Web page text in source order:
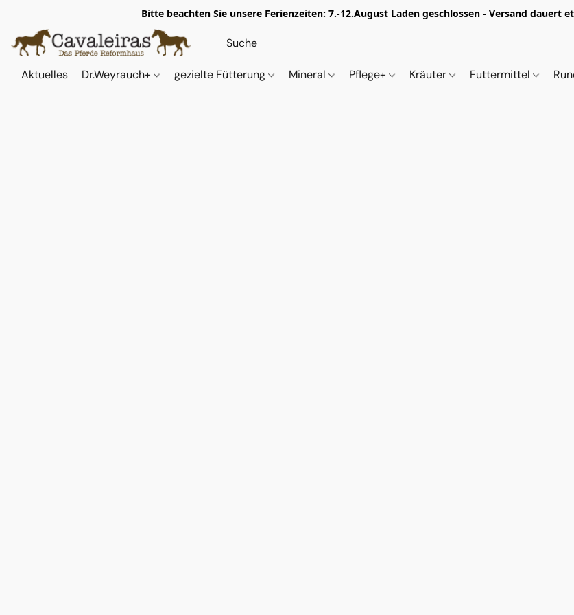
Bitte beachten Sie unsere Ferienzeiten: 7.-12.August Laden geschlossen - Versand dauert
Aktuelles Dr.Weyrauch+ gezielte Fütterung Mineral Pflege+ Kräuter Futtermittel